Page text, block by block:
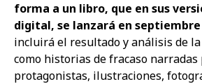
forma a un libro, que en sus
digital, se lanzará en
incluirá el resultado y análisis de
como historias de fracaso narradas
protagonistas, ilustraciones,